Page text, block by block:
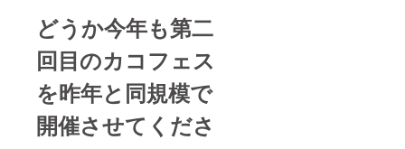
どうか今年も第二
回目のカコフェス
を昨年と同規模で
開催させてくださ